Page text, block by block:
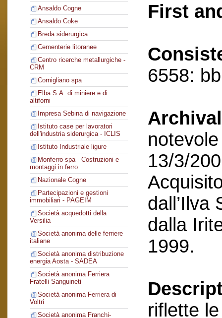
Ansaldo Cogne
Ansaldo Coke
Breda siderurgica
Cementerie litoranee
Centro ricerche metallurgiche -
CRM
Cornigliano spa
Elba S.A. di miniere e di
altiforni
Impresa Sebina di navigazione
Istituto case per lavoratori
dell'industria siderurgica - ICLIS
Istituto Industriale ligure
Monferro spa - Costruzioni e
montaggi in ferro
Nazionale Cogne
Partecipazioni e gestioni
immobiliari - PAGEIM
Società acquedotti della
Versilia
Società anonima delle ferriere
italiane
Società anonima distribuzione
energia Aosta - SADEA
Società anonima Ferriera
Fratelli Sanguineti
Società anonima Ferriera di
Voltri
Società anonima Franchi-
First
6558:
13/3/
dall’Ilva
dalla
1999.
riflette